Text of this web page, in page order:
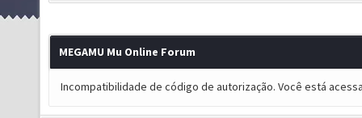
MEGAMU Mu Online Forum
Incompatibilidade de código de autorização. Você está